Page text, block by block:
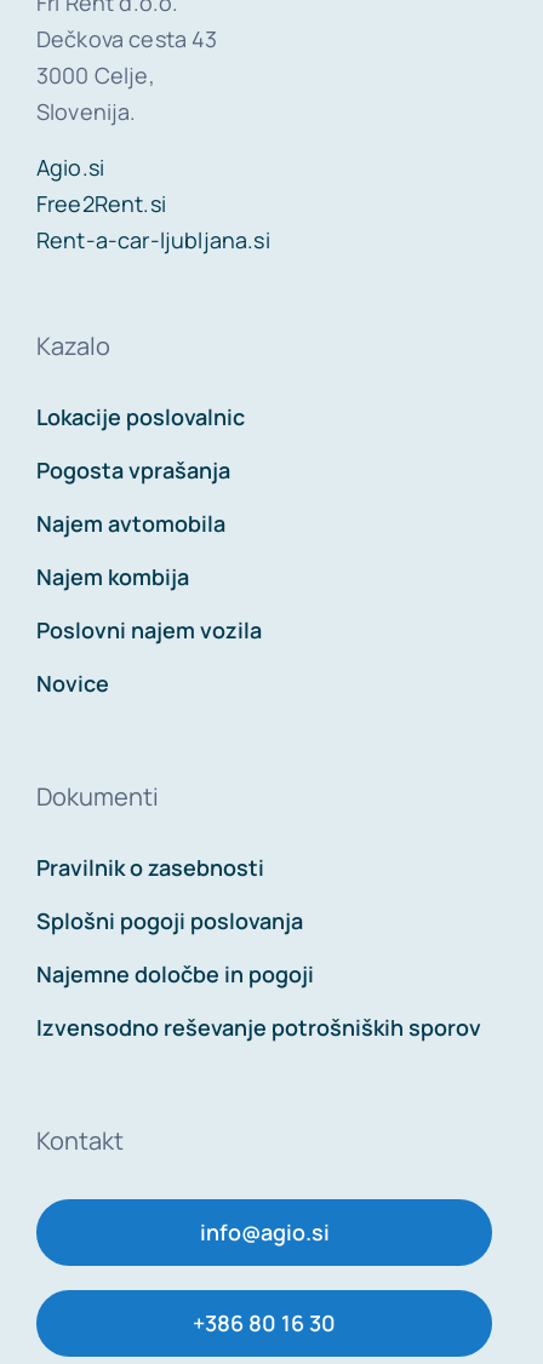
Dečkova cesta 43
3000 Celje,
Slovenija.
Agio.si
Free2Rent.si
Rent-a-car-ljubljana.si
Kazalo
Lokacije poslovalnic
Pogosta vprašanja
Najem avtomobila
Najem kombija
Poslovni najem vozila
Novice
Dokumenti
Pravilnik o zasebnosti
Splošni pogoji poslovanja
Najemne določbe in pogoji
Izvensodno reševanje potrošniških sporov
Kontakt
info@agio.si
+386 80 16 30